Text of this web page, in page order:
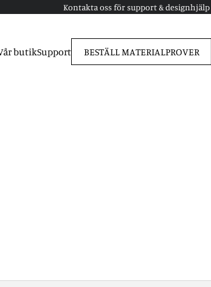
Kontakta oss för support & designhjälp
butikSupport BESTÄLL MATERIALPROVER